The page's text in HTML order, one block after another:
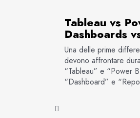
Tableau vs
Dashboards
Una delle prime
devono affrontare
“Tableau” e “Power
“Dashboard” e